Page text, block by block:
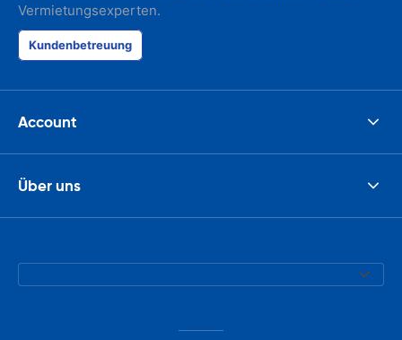
Vermietungsexperten.
Kundenbetreuung
Account
Über uns